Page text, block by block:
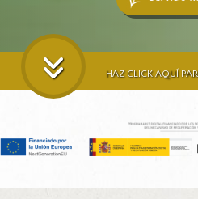
HAZ CLICK AQUÍ